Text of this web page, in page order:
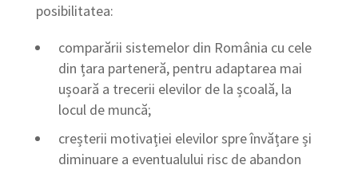
posibilitatea:
comparării sistemelor din România cu cele
din țara parteneră, pentru adaptarea mai
ușoară a trecerii elevilor de la școală, la
locul de muncă;
creșterii motivației elevilor spre învățare și
diminuare a eventualului risc de abandon